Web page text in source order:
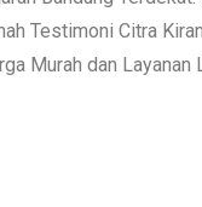
Testimoni Citra
Murah dan